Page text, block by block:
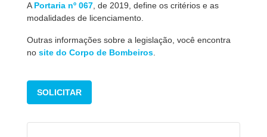
A Portaria nº 067 , de 2019, define os critérios e as
modalidades de licenciamento.
Outras informações sobre a legislação, você encontra
no site do Corpo de Bombeiros
SOLICITAR